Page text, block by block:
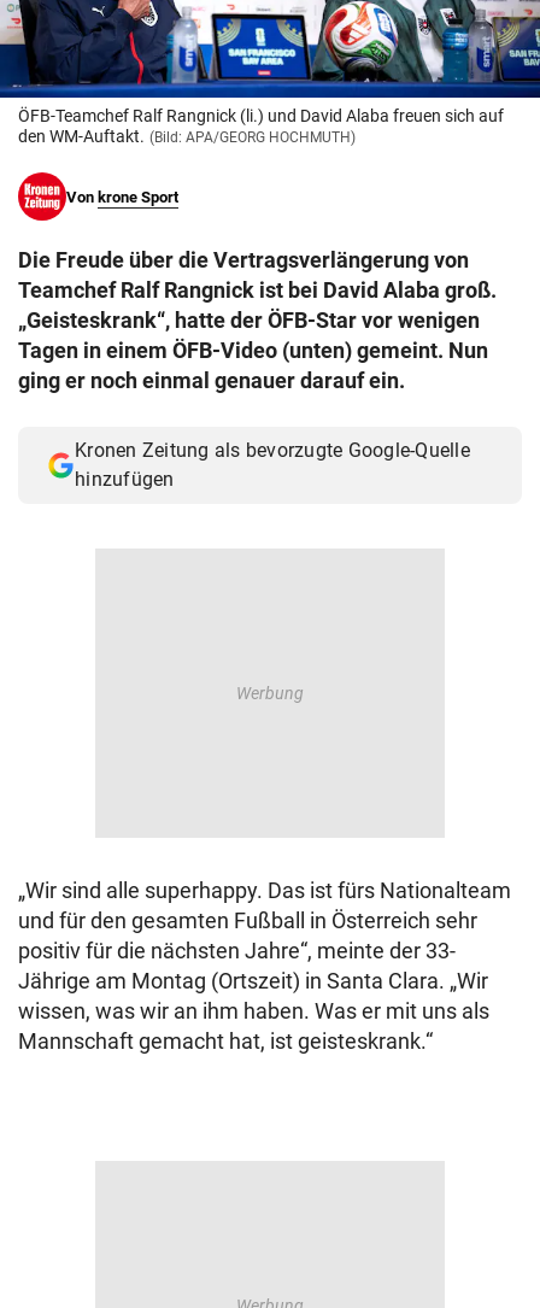
© Krone Multimedia GmbH & Co KG 2026
Muthgasse 2, 1190 Wien
ÖFB-Teamchef Ralf Rangnick (li.) und David Alaba freuen sich auf
den WM-Auftakt. (Bild: APA/GEORG HOCHMUTH)
Von krone Sport
Die Freude über die Vertragsverlängerung von
Teamchef Ralf Rangnick ist bei David Alaba groß.
„Geisteskrank“, hatte der ÖFB-Star vor wenigen
Tagen in einem ÖFB-Video (unten) gemeint. Nun
ging er noch einmal genauer darauf ein.
Kronen Zeitung als bevorzugte Google-Quelle
hinzufügen
„Wir sind alle superhappy. Das ist fürs Nationalteam
und für den gesamten Fußball in Österreich sehr
positiv für die nächsten Jahre“, meinte der 33-
Jährige am Montag (Ortszeit) in Santa Clara. „Wir
wissen, was wir an ihm haben. Was er mit uns als
Mannschaft gemacht hat, ist geisteskrank.“